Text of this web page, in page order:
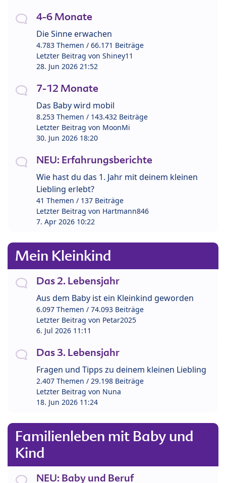
4-6 Monate
Die Sinne erwachen
4.783 Themen / 66.171 Beiträge
Letzter Beitrag von Shiney11
28. Jun 2026 21:52
7-12 Monate
Das Baby wird mobil
8.253 Themen / 143.432 Beiträge
Letzter Beitrag von MoonMi
30. Jun 2026 18:20
NEU: Erfahrungsberichte
Wie hast du das 1. Jahr mit deinem kleinen
Liebling erlebt?
41 Themen / 137 Beiträge
Letzter Beitrag von Hartmann846
7. Apr 2026 10:22
Mein Kleinkind
Das 2. Lebensjahr
Aus dem Baby ist ein Kleinkind geworden
6.097 Themen / 74.093 Beiträge
Letzter Beitrag von Petar2025
6. Jul 2026 11:11
Das 3. Lebensjahr
Fragen und Tipps zu deinem kleinen Liebling
2.407 Themen / 29.198 Beiträge
Letzter Beitrag von Nuna
18. Jun 2026 11:24
Familienleben mit Baby und
Kind
NEU: Baby und Beruf